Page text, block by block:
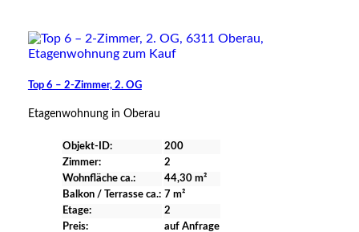
Top 6 – 2-Zimmer, 2. OG
Etagenwohnung in Oberau
Objekt-ID:
200
Zimmer:
2
Wohnfläche ca.:
44,30 m²
Balkon / Terrasse ca.: 7 m²
Etage:
2
Preis:
auf Anfrage